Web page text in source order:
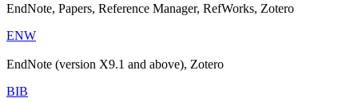
EndNote, Papers, Reference Manager, RefWorks, Zotero
ENW
EndNote (version X9.1 and above), Zotero
BIB